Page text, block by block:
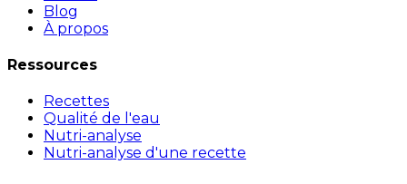
Blog
À propos
Ressources
Recettes
Qualité de l'eau
Nutri-analyse
Nutri-analyse d'une recette